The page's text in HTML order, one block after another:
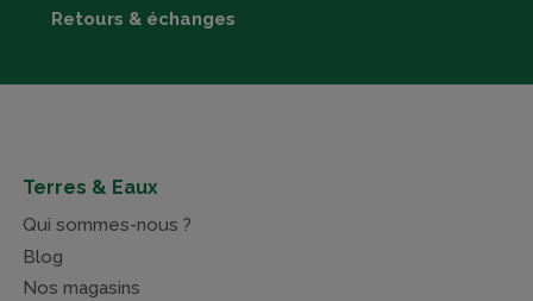
Retours & échanges
Terres & Eaux
Qui sommes-nous ?
Blog
Nos magasins